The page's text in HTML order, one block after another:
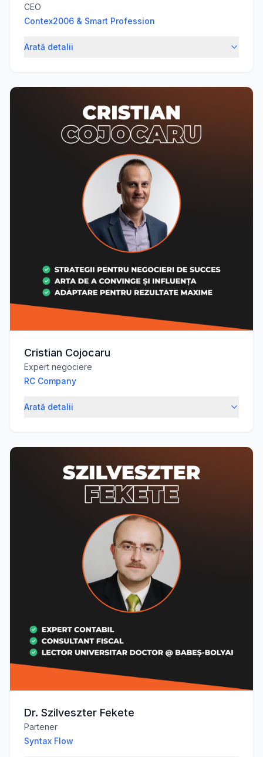
CEO
Contex2006 & Smart Profession
Arată detalii
Cristian Cojocaru
Expert negociere
RC Company
Arată detalii
Dr. Szilveszter Fekete
Partener
Syntax Flow